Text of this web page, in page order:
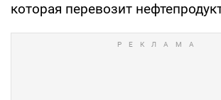
которая перевозит